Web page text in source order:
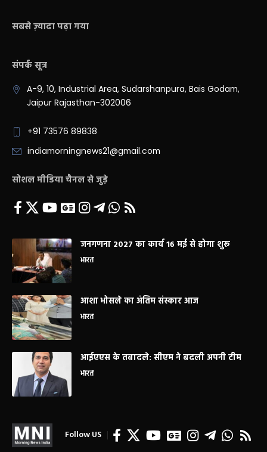
सबसे ज़्यादा पढ़ा गया
संपर्क सूत्र
A-9, 10, Industrial Area, Sudarshanpura, Bais Godam,
Jaipur Rajasthan-302006
+91 73576 89838
indiamorningnews21@gmail.com
सोशल मीडिया चैनल से जुड़े
जनगणना 2027 का कार्य 16 मई से होगा शुरू
भारत
आशा भोसले का अंतिम संस्कार आज
भारत
आईएएस के तबादले: सीएम ने बदली अपनी टीम
भारत
Follow US